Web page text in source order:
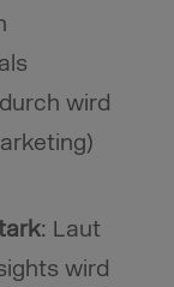
wird
: Laut
wird